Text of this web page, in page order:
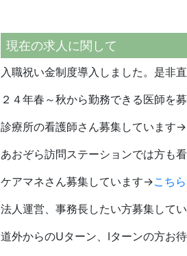
現在の求人に関して
入職祝い金制度導入しました。是非
２４年春～秋から勤務できる医師を
診療所の看護師さん募集しています→
あおぞら訪問ステーションでは方も
ケアマネさん募集しています→こちら
法人運営、事務長したい方募集して
道外からのUターン、Iターンの方お